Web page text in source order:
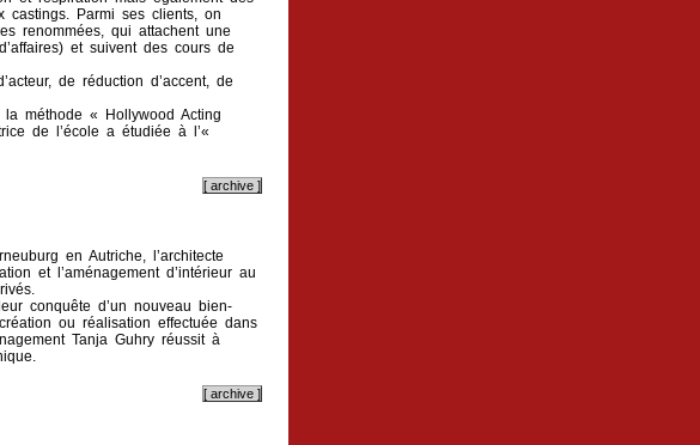
Parmi ses clients, on
renommées, qui attachent une
et suivent des cours de
de réduction d’accent, de
méthode « Hollywood Acting
de l’école a étudiée à l’«
en Autriche, l’architecte
et l’aménagement d’intérieur au
conquête d’un nouveau bien-
ou réalisation effectuée dans
Tanja Guhry réussit à